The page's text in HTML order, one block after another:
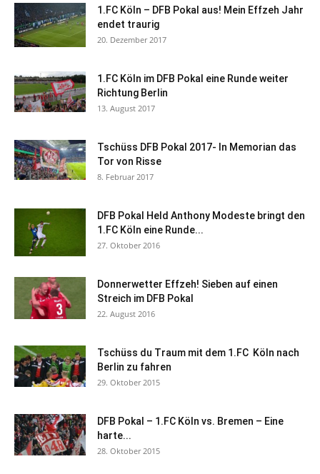
1.FC Köln – DFB Pokal aus! Mein Effzeh Jahr
endet traurig
20. Dezember 2017
1.FC Köln im DFB Pokal eine Runde weiter
Richtung Berlin
13. August 2017
Tschüss DFB Pokal 2017- In Memorian das
Tor von Risse
8. Februar 2017
DFB Pokal Held Anthony Modeste bringt den
1.FC Köln eine Runde...
27. Oktober 2016
Donnerwetter Effzeh! Sieben auf einen
Streich im DFB Pokal
22. August 2016
Tschüss du Traum mit dem 1.FC Köln nach
Berlin zu fahren
29. Oktober 2015
DFB Pokal – 1.FC Köln vs. Bremen – Eine
harte...
28. Oktober 2015